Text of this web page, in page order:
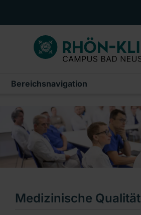
MEDIZIN & PFLEGE
PATIENTEN & BESUCHER
CAMPUS AKADEMIE
AKTUELLES
NOTFALL
Bereichsnavigation
Qualität & Zertifizierungen
Medizinische Qualität
Zertifizierungen
Medizinische Qualität